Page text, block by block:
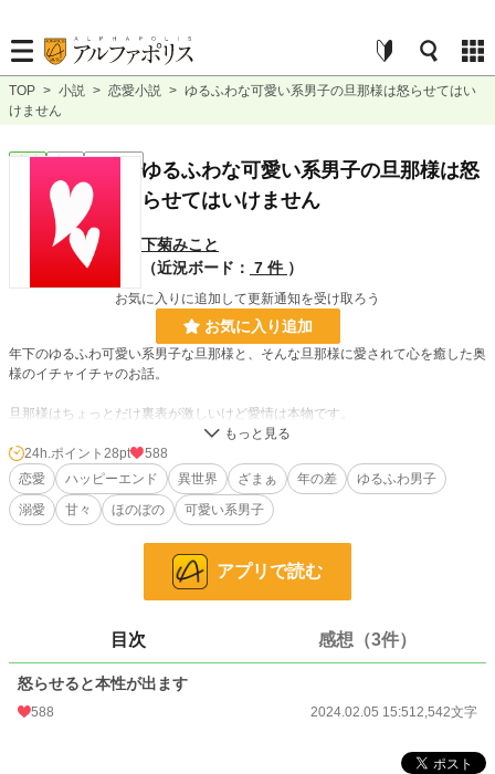
TOP > 小説 > 恋愛小説 > ゆるふわな可愛い系男子の旦那様は怒らせてはい
けません
恋愛 完結 ｼｮｰﾄｼｮｰﾄ
ゆるふわな可愛い系男子の旦那様は怒
らせてはいけません
下菊みこと
（近況ボード： 7 件 ）
お気に入りに追加して更新通知を受け取ろう
お気に入り追加
年下のゆるふわ可愛い系男子な旦那様と、そんな旦那様に愛されて心を癒した奥
様のイチャイチャのお話。
旦那様はちょっとだけ裏表が激しいけど愛情は本物です。
ご都合主義の短いSSで、ちょっとだけざまぁもあるかも？
小説家になろう様でも投稿しています。
21,861 位 / 228,666 件
9,573 位 / 66,337 件
文字数 2,542
24h.ポイント 28pt
588
恋愛
ハッピーエンド 異世界 ざまぁ 年の差
ゆるふわ男子
溺愛
甘々 ほのぼの 可愛い系男子
アプリで読む
目次 感想（3件）
怒らせると本性が出ます
588 2024.02.05 15:512,542文字